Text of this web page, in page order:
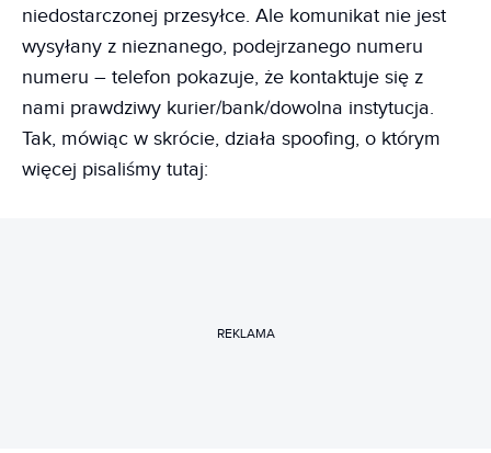
niedostarczonej przesyłce. Ale komunikat nie jest
wysyłany z nieznanego, podejrzanego numeru
numeru – telefon pokazuje, że kontaktuje się z
nami prawdziwy kurier/bank/dowolna instytucja.
Tak, mówiąc w skrócie, działa spoofing, o którym
więcej pisaliśmy tutaj:
REKLAMA